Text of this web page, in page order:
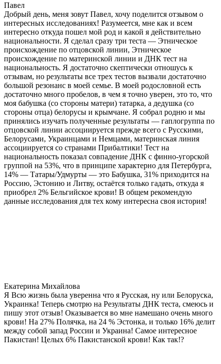
Павел
Добрый день, меня зовут Павел, хочу поделится отзывом о
интересных исследованиях! Разумеется, мне как и всем
интересно откуда пошел мой род и какой я действительно
национальности. Я сделал сразу три теста — Этническое
происхождение по отцовской линии, Этническое
происхождение по материнской линии и ДНК тест на
национальность. Я достаточно скептически отношусь к
отзывам, но результаты все трех тестов вызвали достаточно
большой резонанс в моей семье. В моей родословной есть
достаточно много пробелов, в чем я точно уверен, это то, что
моя бабушка (со стороны матери) татарка, а дедушка (со
стороны отца) белорусы и крымчане. Я собрал родню и мы
принялись изучать полученные результаты — гаплогруппа по
отцовской линии ассоциируется прежде всего с Русскими,
Белорусами, Украинцами и Немцами, материнская линия
ассоциируется со странами Прибалтики! Тест на
национальность показал совпадение ДНК с финно-угорской
группой на 53%, что в принципе характерно для Петербурга,
14% — Татары/Удмурты — это Бабушка, 31% приходится на
Россию, Эстонию и Литву, остаётся только гадать, откуда я
приобрел 2% Бельгийское крови! В общем рекомендую
данные исследования для тех кому интересна своя история!
Екатерина Михайлова
Я Всю жизнь была уверенна что я Русская, ну или Белоруска,
Украинка! Теперь смотрю на Результаты ДНК теста, смеюсь и
пишу этот отзыв! Оказывается во мне намешано очень много
крови! На 27% Полячка, на 24 % Эстонка, и только 16% делит
между собой запад России и Украина! Самое интересное
Пакистан! Целых 6% Пакистанской крови! Как так!?